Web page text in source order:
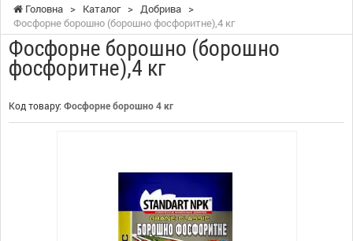
Головна > Каталог > Добрива >
Фосфорне борошно (борошно фосфоритне),4 кг
Фосфорне борошно (борошно
фосфоритне),4 кг
Код товару: Фосфорне борошно 4 кг